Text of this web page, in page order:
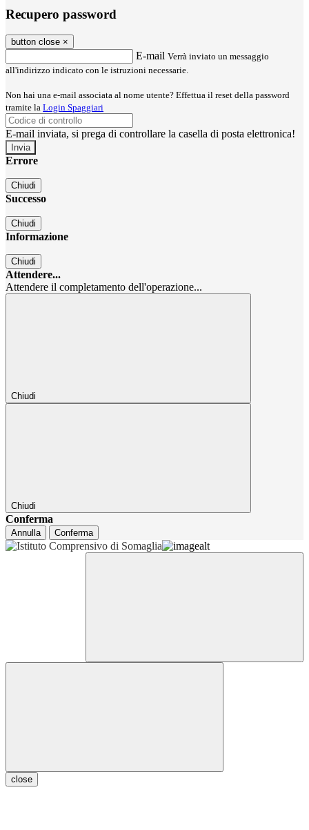
Recupero password
button close ×
E-mail Verrà inviato un messaggio
all'indirizzo indicato con le istruzioni necessarie.
Non hai una e-mail associata al nome utente? Effettua il reset della password
tramite la Login Spaggiari
E-mail inviata, si prega di controllare la casella di posta elettronica!
Errore
Chiudi
Successo
Chiudi
Informazione
Chiudi
Attendere...
Attendere il completamento dell'operazione...
Chiudi
Chiudi
Conferma
Annulla Conferma
close